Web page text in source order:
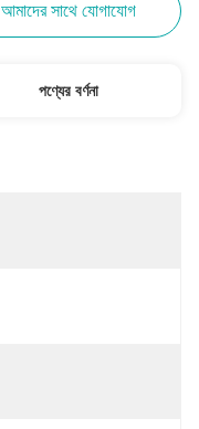
আমাদের সাথে যোগাযোগ
পণ্যের বর্ণনা